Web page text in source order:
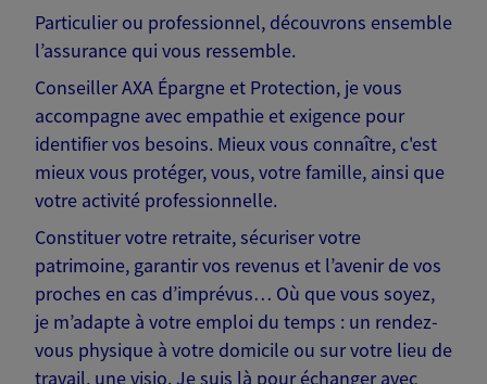
Particulier ou professionnel, découvrons ensemble
l’assurance qui vous ressemble.
Conseiller AXA Épargne et Protection, je vous
accompagne avec empathie et exigence pour
identifier vos besoins. Mieux vous connaître, c'est
mieux vous protéger, vous, votre famille, ainsi que
votre activité professionnelle.
Constituer votre retraite, sécuriser votre
patrimoine, garantir vos revenus et l’avenir de vos
proches en cas d’imprévus… Où que vous soyez,
je m’adapte à votre emploi du temps : un rendez-
vous physique à votre domicile ou sur votre lieu de
travail, une visio. Je suis là pour échanger avec